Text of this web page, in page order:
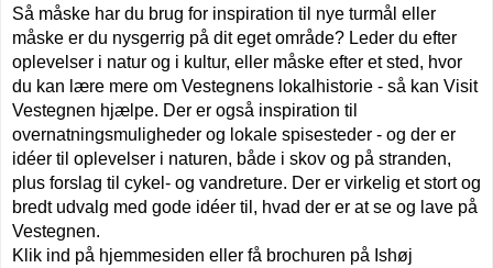
Så måske har du brug for inspiration til nye turmål eller
måske er du nysgerrig på dit eget område? Leder du efter
oplevelser i natur og i kultur, eller måske efter et sted, hvor
du kan lære mere om Vestegnens lokalhistorie - så kan Visit
Vestegnen hjælpe. Der er også inspiration til
overnatningsmuligheder og lokale spisesteder - og der er
idéer til oplevelser i naturen, både i skov og på stranden,
plus forslag til cykel- og vandreture. Der er virkelig et stort og
bredt udvalg med gode idéer til, hvad der er at se og lave på
Vestegnen.
Klik ind på hjemmesiden eller få brochuren på Ishøj